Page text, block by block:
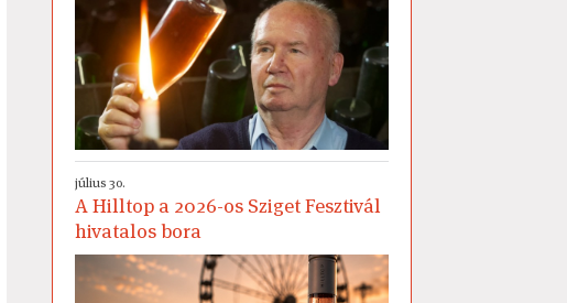
július 30.
A Hilltop a 2026-os Sziget Fesztivál
hivatalos bora